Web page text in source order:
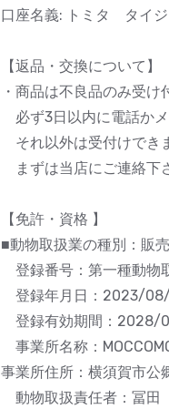
口座名義: トミタ タイジ
【返品・交換について】
・商品は不良品のみ受け
必ず3日以内に電話かメ
それ以外は受付けでき
まずは当店にご連絡下
【免許・資格 】
■動物取扱業の種別：販売
登録番号：第一種動物
登録年月日：2023/
登録有効期間：
事業所名称：
事業所住所：横須賀市
動物取扱責任者：冨